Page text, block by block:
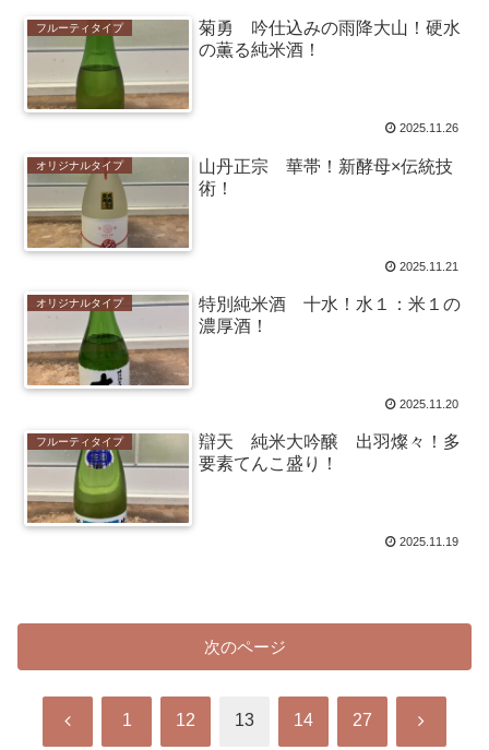
フルーティタイプ
菊勇 吟仕込みの雨降大山！硬水
の薫る純米酒！
2025.11.26
オリジナルタイプ
山丹正宗 華帯！新酵母×伝統技
術！
2025.11.21
オリジナルタイプ
特別純米酒 十水！水１：米１の
濃厚酒！
2025.11.20
フルーティタイプ
辯天 純米大吟醸 出羽燦々！多
要素てんこ盛り！
2025.11.19
次のページ
前 1 12 13 14 27 次